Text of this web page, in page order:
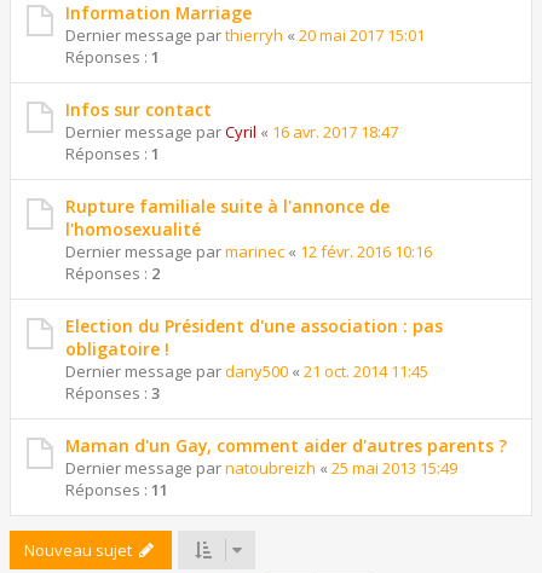
Information Marriage
Dernier message parthierryh « 20 mai 2017 15:01
Réponses : 1
Infos sur contact
Dernier message parCyril « 16 avr. 2017 18:47
Réponses : 1
Rupture familiale suite à l'annonce de
l'homosexualité
Dernier message parmarinec « 12 févr. 2016 10:16
Réponses : 2
Election du Président d'une association : pas
obligatoire !
Dernier message pardany500 « 21 oct. 2014 11:45
Réponses : 3
Maman d'un Gay, comment aider d'autres parents ?
Dernier message parnatoubreizh « 25 mai 2013 15:49
Réponses : 11
Nouveau sujet